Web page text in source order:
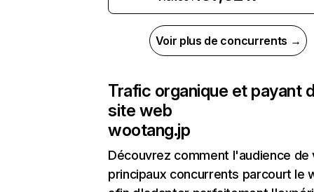
Voir plus de concurrents →
Trafic organique et payant
site web
wootang.jp
Découvrez comment l'audience de
principaux concurrents parcourt le